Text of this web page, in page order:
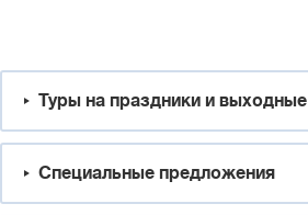
Туры на праздники и выходные
Специальные предложения